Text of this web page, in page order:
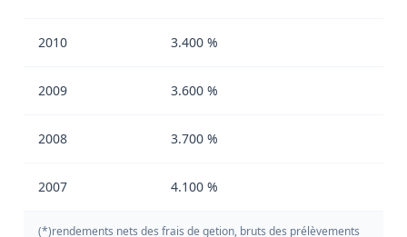
2010 3.400 %
2009 3.600 %
2008 3.700 %
2007 4.100 %
(*)rendements nets des frais de getion, bruts des prélèvements